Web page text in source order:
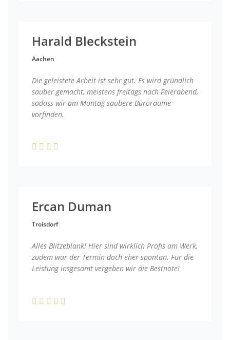
Harald Bleckstein
Aachen
Die geleistete Arbeit ist sehr gut. Es wird gründlich
sauber gemacht, meistens freitags nach Feierabend,
sodass wir am Montag saubere Büroräume
vorfinden.
Ercan Duman
Troisdorf
Alles Blitzeblank! Hier sind wirklich Profis am Werk,
zudem war der Termin doch eher spontan. Für die
Leistung insgesamt vergeben wir die Bestnote!